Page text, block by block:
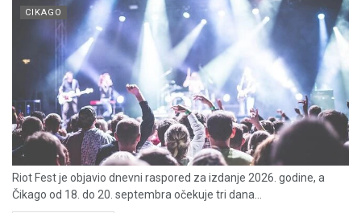
CIKAGO
Riot Fest je objavio dnevni raspored za izdanje 2026. godine, a
Čikago od 18. do 20. septembra očekuje tri dana...